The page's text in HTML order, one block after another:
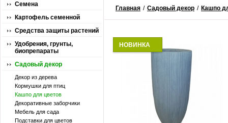
Семена
Картофель семенной
Средства защиты растений
Удобрения, грунты,
биопрепараты
Садовый декор
Декор из дерева
Кормушки для птиц
Кашпо для цветов
Декоративные заборчики
Мебель для сада
Подставки для цветов
Главная / Садовый декор / Кашпо
НОВИНКА